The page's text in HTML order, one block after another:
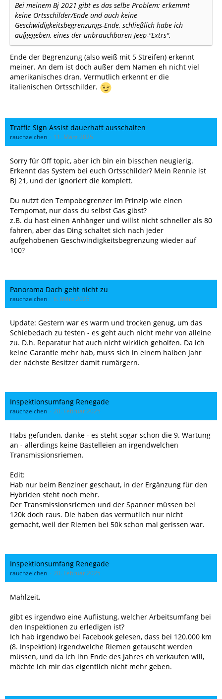
Bei meinem Bj 2021 gibt es das selbe Problem: erkemmt
keine Ortsschilder/Ende und auch keine
Geschwidigkeitsbegrenzungs-Ende, schließlich habe ich
aufgegeben, eines der unbrauchbaren Jeep-"Extrs".
Ende der Begrenzung (also weiß mit 5 Streifen) erkennt
meiner. An dem ist doch außer dem Namen eh nicht viel
amerikanisches dran. Vermutlich erkennt er die
italienischen Ortsschilder.
Traffic Sign Assist dauerhaft ausschalten
rauchzeichen 11. März 2025
Sorry für Off topic, aber ich bin ein bisschen neugierig.
Erkennt das System bei euch Ortsschilder? Mein Rennie ist
BJ 21, und der ignoriert die komplett.
Du nutzt den Tempobegrenzer im Prinzip wie einen
Tempomat, nur dass du selbst Gas gibst?
z.B. du hast einen Anhänger und willst nicht schneller als 80
fahren, aber das Ding schaltet sich nach jeder
aufgehobenen Geschwindigkeitsbegrenzung wieder auf
100?
Panorama Dach geht nicht zu
rauchzeichen 6. März 2025
Update: Gestern war es warm und trocken genug, um das
Schiebedach zu testen - es geht auch nicht mehr von alleine
zu. D.h. Reparatur hat auch nicht wirklich geholfen. Da ich
keine Garantie mehr hab, muss sich in einem halben Jahr
der nächste Besitzer damit rumärgern.
Inspektionsumfang Renegade
rauchzeichen 20. Februar 2025
Habs gefunden, danke - es steht sogar schon die 9. Wartung
an - allerdings keine Bastelleien an irgendwelchen
Transmissionsriemen.
Edit:
Hab nur beim Benziner geschaut, in der Ergänzung für den
Hybriden steht noch mehr.
Der Transmissionsriemen und der Spanner müssen bei
120k doch raus. Die haben das vermutlich nur nicht
gemacht, weil der Riemen bei 50k schon mal gerissen war.
Inspektionsumfang Renegade
rauchzeichen 20. Februar 2025
Mahlzeit,
gibt es irgendwo eine Auflistung, welcher Arbeitsumfang bei
den Inspektionen zu erledigen ist?
Ich hab irgendwo bei Facebook gelesen, dass bei 120.000 km
(8. Inspektion) irgendwelche Riemen getauscht werden
müssen, und da ich ihn Ende des Jahres eh verkaufen will,
möchte ich mir das eigentlich nicht mehr geben.